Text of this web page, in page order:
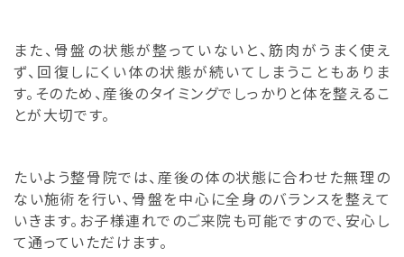
また、骨盤の状態が整っていないと、筋肉がうまく使え
ず、回復しにくい体の状態が続いてしまうこともありま
す。そのため、産後のタイミングでしっかりと体を整えるこ
とが大切です。
たいよう整骨院では、産後の体の状態に合わせた無理の
ない施術を行い、骨盤を中心に全身のバランスを整えて
いきます。お子様連れでのご来院も可能ですので、安心し
て通っていただけます。